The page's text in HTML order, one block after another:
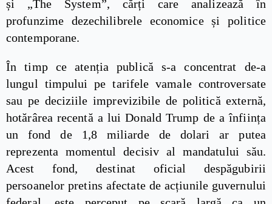
și „The System”, cărți care analizează în
profunzime dezechilibrele economice și politice
contemporane.
În timp ce atenția publică s-a concentrat de-a
lungul timpului pe tarifele vamale controversate
sau pe deciziile imprevizibile de politică externă,
hotărârea recentă a lui Donald Trump de a înființa
un fond de 1,8 miliarde de dolari ar putea
reprezenta momentul decisiv al mandatului său.
Acest fond, destinat oficial despăgubirii
persoanelor pretins afectate de acțiunile guvernului